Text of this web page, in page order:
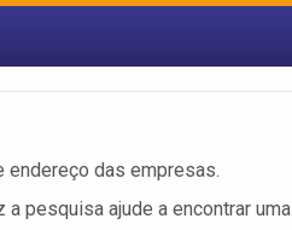
endereço das empresas.
pesquisa ajude a encontrar uma